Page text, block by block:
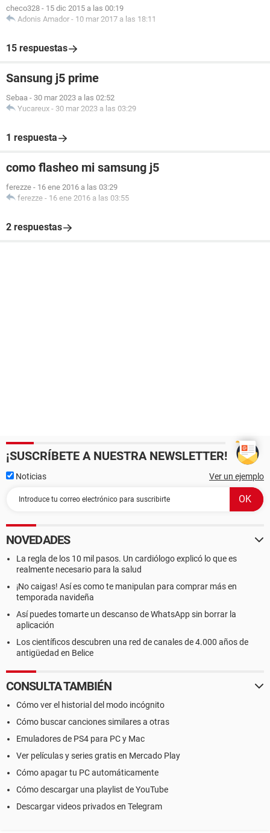
checo328 - 15 dic 2015 a las 00:19
Adonis Amador - 10 mar 2017 a las 18:11
15 respuestas
Sansung j5 prime
Sebaa - 30 mar 2023 a las 02:52
Yucareux - 30 mar 2023 a las 03:29
1 respuesta
como flasheo mi samsung j5
ferezze - 16 ene 2016 a las 03:29
ferezze - 16 ene 2016 a las 03:55
2 respuestas
¡SUSCRÍBETE A NUESTRA NEWSLETTER!
Noticias Ver un ejemplo
NOVEDADES
La regla de los 10 mil pasos. Un cardiólogo explicó lo que es
realmente necesario para la salud
¡No caigas! Así es como te manipulan para comprar más en
temporada navideña
Así puedes tomarte un descanso de WhatsApp sin borrar la
aplicación
Los científicos descubren una red de canales de 4.000 años de
antigüedad en Belice
CONSULTA TAMBIÉN
Cómo ver el historial del modo incógnito
Cómo buscar canciones similares a otras
Emuladores de PS4 para PC y Mac
Ver películas y series gratis en Mercado Play
Cómo apagar tu PC automáticamente
Cómo descargar una playlist de YouTube
Descargar videos privados en Telegram